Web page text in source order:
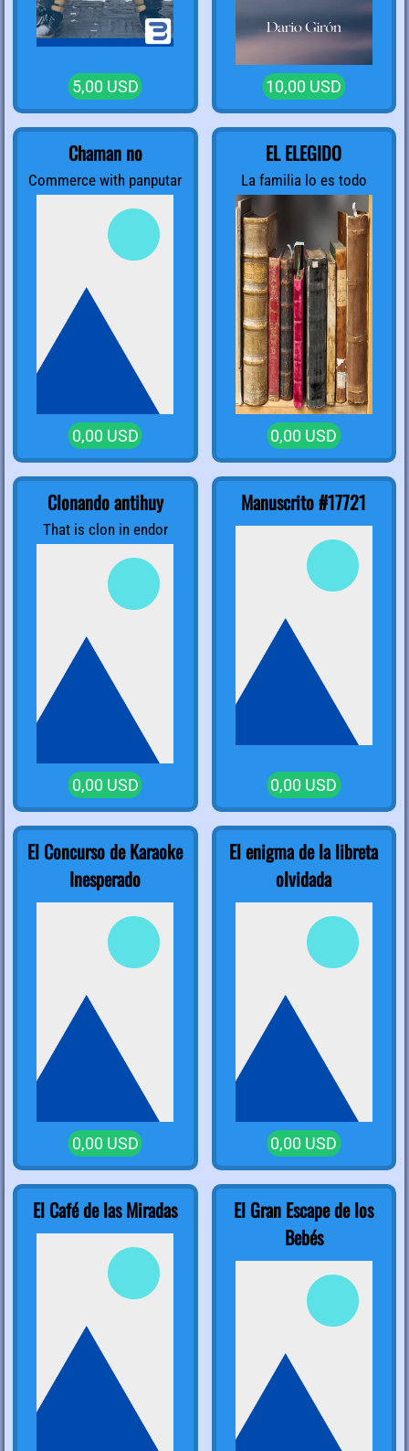
5,00 USD 10,00 USD
Chaman no
Commerce with panputar
0,00 USD
EL ELEGIDO
La familia lo es todo
0,00 USD
Clonando antihuy
That is clon in endor
0,00 USD
Manuscrito #17721
0,00 USD
El Concurso de Karaoke
Inesperado
0,00 USD
El enigma de la libreta
olvidada
0,00 USD
El Café de las Miradas
El Gran Escape de los
Bebés